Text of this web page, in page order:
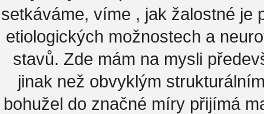
setkáváme, víme , jak žalostné je
etiologických možnostech a
stavů. Zde mám na mysli
jinak než obvyklým
bohužel do značné míry přijímá